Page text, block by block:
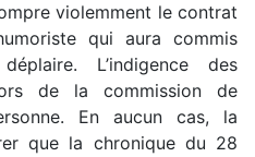
violemment le contrat
qui aura commis
L’indigence des
de la commission de
En aucun cas, la
que la chronique du 28